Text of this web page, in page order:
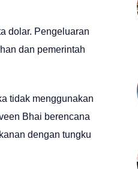
dolar. Pengeluaran
dan pemerintah
tidak menggunakan
Bhai berencana
dengan tungku